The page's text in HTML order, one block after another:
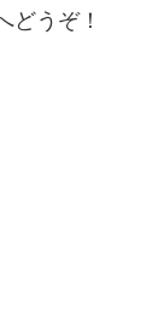
どうぞ！